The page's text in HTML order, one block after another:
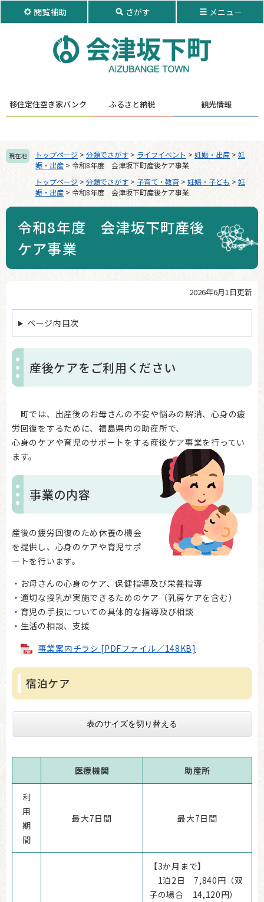
本
閲覧補助 さがす メニュ－
移住定住空き家バンク ふるさと納税 観光情報
現在地 トップページ > 分類でさがす > ライフイベント > 妊娠・出産 > 妊
娠・出産 > 令和8年度 会津坂下町産後ケア事業
トップページ > 分類でさがす > 子育て・教育 > 妊婦・子ども > 妊
娠・出産 > 令和8年度 会津坂下町産後ケア事業
令和8年度 会津坂下町産後
ケア事業
2026年6月1日更新
ページ内目次
産後ケアをご利用ください
町では、出産後のお母さんの不安や悩みの解消、心身の疲
労回復をするために、福島県内の助産所で、
心身のケアや育児のサポートをする産後ケア事業を行ってい
ます。
事業の内容
産後の疲労回復のため休養の機会
を提供し、心身のケアや育児サポ
ートを行います。
・お母さんの心身のケア、保健指導及び栄養指導
・適切な授乳が実施できるためのケア（乳房ケアを含む）
・育児の手技についての具体的な指導及び相談
・生活の相談、支援
事業案内チラシ [PDFファイル／148KB]
宿泊ケア
表のサイズを切り替える
医療機関 助産所
利
用
期
間
最大7日間 ​最大7日間
【3か月まで】
1泊2日 7,840円（双
子の場合 14,120円）